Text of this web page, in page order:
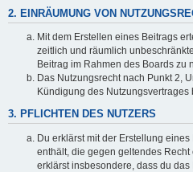
2. EINRÄUMUNG VON
Mit dem Erstellen eines Beitrags
zeitlich und räumlich
Beitrag im Rahmen des Boards zu
Das Nutzungsrecht nach Punkt 2,
Kündigung des Nutzungsvertrages
3. PFLICHTEN DES NUTZERS
Du erklärst mit der Erstellung
enthält, die gegen geltendes
erklärst insbesondere, dass du